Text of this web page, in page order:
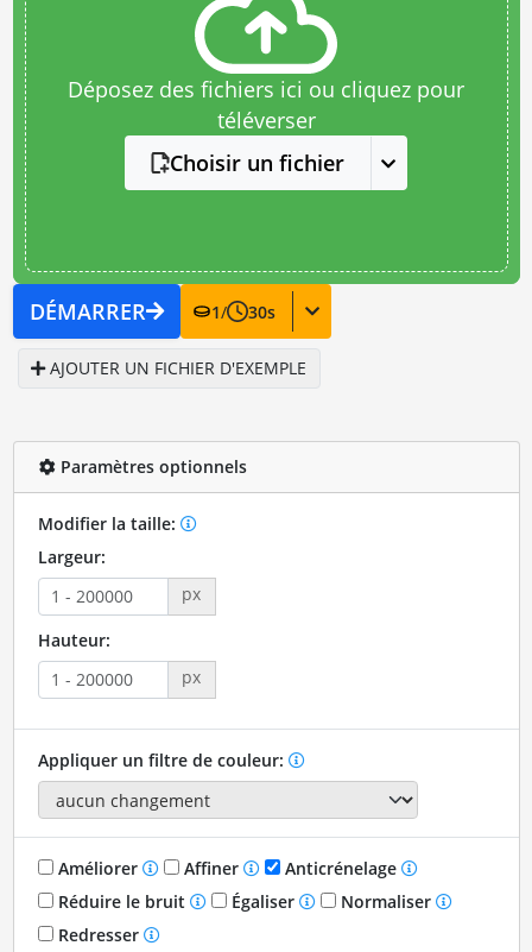
Déposez des fichiers ici ou cliquez pour
téléverser
Choisir un fichier
DÉMARRER 1/ 30s
AJOUTER UN FICHIER D'EXEMPLE
Paramètres optionnels
Modifier la taille:
Largeur:
px
Hauteur:
px
Appliquer un filtre de couleur:
Améliorer Affiner
Anticrénelage
Réduire le bruit
Égaliser
Normaliser
Redresser